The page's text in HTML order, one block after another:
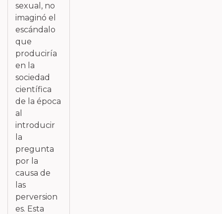
sexual, no
imaginó el
escándalo
que
produciría
en la
sociedad
científica
de la época
al
introducir
la
pregunta
por la
causa de
las
perversion
es. Esta